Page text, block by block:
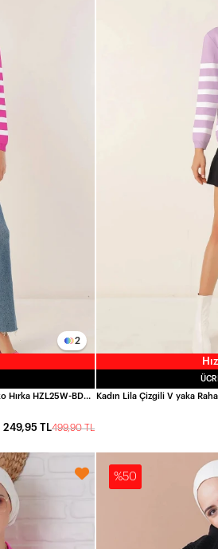
2
Kadın Pembe Çizgili V yaka Rahat Kesim Triko Hırka HZL25W-BD1102151
499,90 TL
249,95 TL
%50